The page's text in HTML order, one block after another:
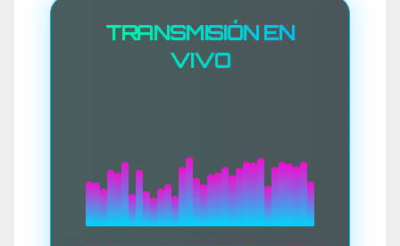
TRANSMISIÓN EN
VIVO